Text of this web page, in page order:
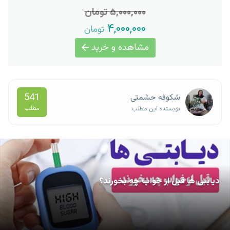
۵,۰۰۰,۰۰۰ تومان
۴,۰۰۰,۰۰۰ تومان
مشاهده و خرید
شکوفه حشمتی
نویسنده این مطلب
541
مطلب
دیابتی ها قبل از خواب چه بخورند؟